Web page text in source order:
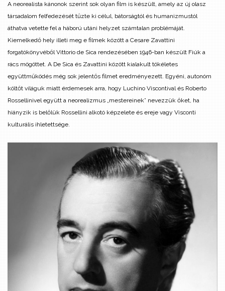
A neorealista kánonok szerint sok olyan film is készült, amely az új olasz
társadalom felfedezését tűzte ki célul, bátorságtól és humanizmustól
áthatva vetette fel a háború utáni helyzet számtalan problémáját.
Kiemelkedő hely illeti meg e filmek között a Cesare Zavattini
forgatókönyvéből Vittorio de Sica rendezésében 1946-ban készült Fiúk a
rács mögöttet. A De Sica és Zavattini között kialakult tökéletes
együttműködés még sok jelentős filmet eredményezett. Egyéni, autonóm
költőt világuk miatt érdemesek arra, hogy Luchino Viscontival és Roberto
Rossellinivel együtt a neorealizmus „mestereinek” nevezzük őket, ha
hiányzik is belőlük Rossellini alkotó képzelete és ereje vagy Visconti
kulturális ihletettsége.